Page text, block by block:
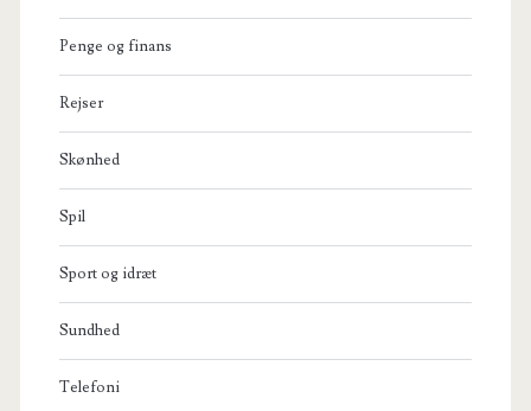
Penge og finans
Rejser
Skønhed
Spil
Sport og idræt
Sundhed
Telefoni